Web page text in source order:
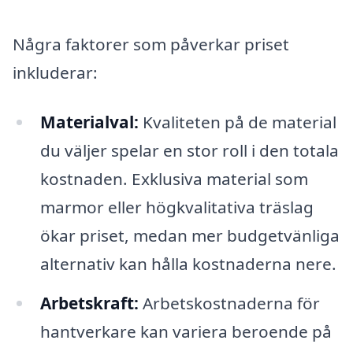
Några faktorer som påverkar priset
inkluderar:
Materialval: Kvaliteten på de material
du väljer spelar en stor roll i den totala
kostnaden. Exklusiva material som
marmor eller högkvalitativa träslag
ökar priset, medan mer budgetvänliga
alternativ kan hålla kostnaderna nere.
Arbetskraft: Arbetskostnaderna för
hantverkare kan variera beroende på